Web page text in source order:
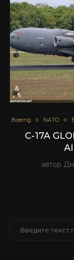
Boeing NATO
C-17A
автор